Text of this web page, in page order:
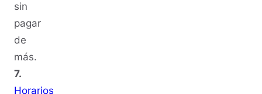
sin
pagar
de
más.
7.
Horarios